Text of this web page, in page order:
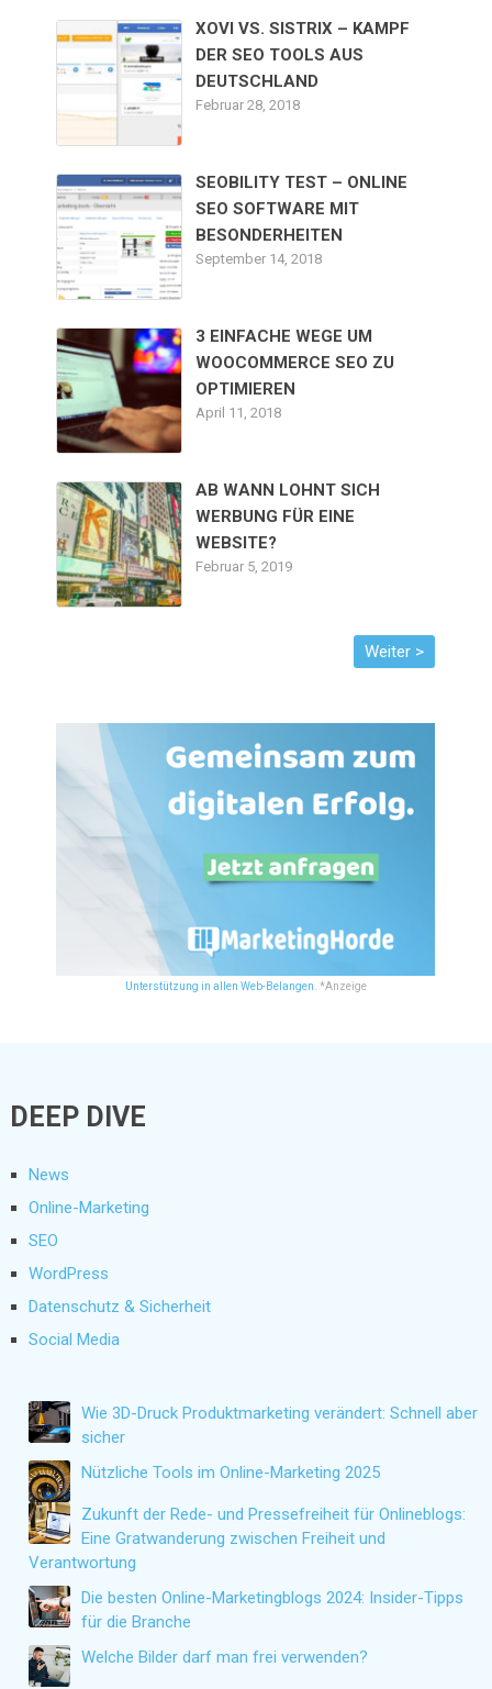
XOVI VS. SISTRIX – KAMPF
DER SEO TOOLS AUS
DEUTSCHLAND
Februar 28, 2018
SEOBILITY TEST – ONLINE
SEO SOFTWARE MIT
BESONDERHEITEN
September 14, 2018
3 EINFACHE WEGE UM
WOOCOMMERCE SEO ZU
OPTIMIEREN
April 11, 2018
AB WANN LOHNT SICH
WERBUNG FÜR EINE
WEBSITE?
Februar 5, 2019
Unterstützung in allen Web-Belangen. *Anzeige
DEEP DIVE
News
Online-Marketing
SEO
WordPress
Datenschutz & Sicherheit
Social Media
Wie 3D-Druck Produktmarketing verändert: Schnell aber
sicher
Nützliche Tools im Online-Marketing 2025
Zukunft der Rede- und Pressefreiheit für Onlineblogs:
Eine Gratwanderung zwischen Freiheit und
Verantwortung
Die besten Online-Marketingblogs 2024: Insider-Tipps
für die Branche
Welche Bilder darf man frei verwenden?